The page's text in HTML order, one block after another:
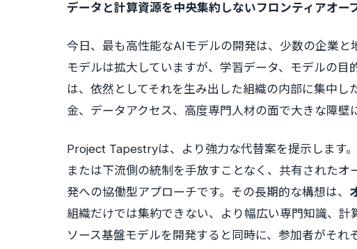
データと計算資源を中央集約しないフロンティアオー
今日、最も高性能なAIモデルの開発は、少数の企業と
モデルは拡大していますが、学習データ、モデルの
は、依然としてそれを生み出した組織の内部に集中
金、データアクセス、高度専門人材の面で大きな障壁
Project Tapestryは、より強力な代替案を提示します
または下流側の統制を手放すことなく、共有された
発への協働型アプローチです。その長期的な構想は、
組織だけでは集約できない、より幅広い専門知識、
ソース基盤モデルを開発すると同時に、参加者がそ